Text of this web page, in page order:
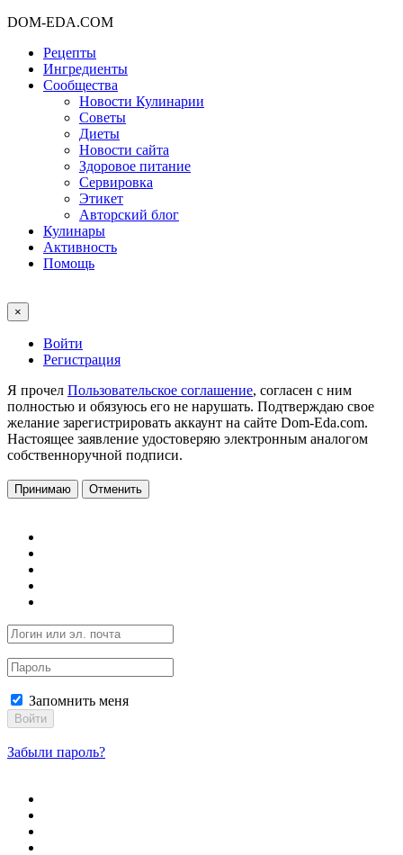
DOM-EDA.COM
Рецепты
Ингредиенты
Сообщества
Новости Кулинарии
Советы
Диеты
Новости сайта
Здоровое питание
Сервировка
Этикет
Авторский блог
Кулинары
Активность
Помощь
×
Войти
Регистрация
Я прочел Пользовательское соглашение, согласен с ним
полностью и обязуюсь его не нарушать. Подтверждаю свое
желание зарегистрировать аккаунт на сайте Dom-Eda.com.
Настоящее заявление удостоверяю электронным аналогом
собственноручной подписи.
Принимаю Отменить
Запомнить меня
Войти
Забыли пароль?